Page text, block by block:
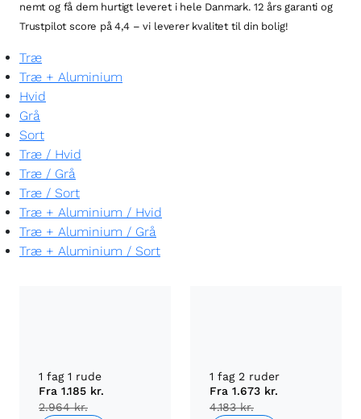
nemt og få dem hurtigt leveret i hele Danmark. 12 års garanti og
Trustpilot score på 4,4 – vi leverer kvalitet til din bolig!
Træ
Træ + Aluminium
Hvid
Grå
Sort
Træ / Hvid
Træ / Grå
Træ / Sort
Træ + Aluminium / Hvid
Træ + Aluminium / Grå
Træ + Aluminium / Sort
1 fag 1 rude
Fra 1.185 kr.
2.964 kr.
1 fag 2 ruder
Fra 1.673 kr.
4.183 kr.